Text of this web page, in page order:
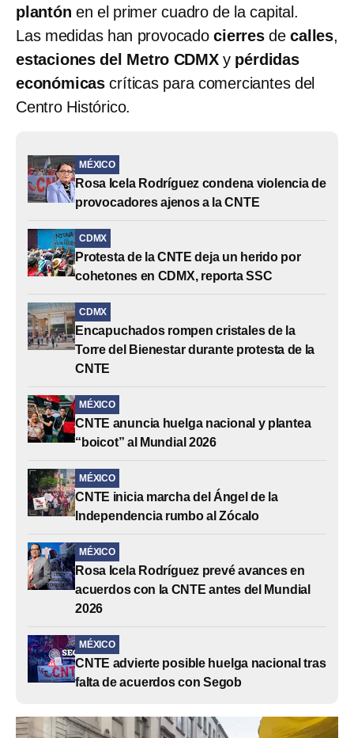
plantón en el primer cuadro de la capital.
Las medidas han provocadocierresdecalles,
estaciones del Metro CDMXy pérdidas
económicas críticas para comerciantes del
Centro Histórico.
MÉXICO
Rosa Icela Rodríguez condena violencia de
provocadores ajenos a la CNTE
CDMX
Protesta de la CNTE deja un herido por
cohetones en CDMX, reporta SSC
CDMX
Encapuchados rompen cristales de la
Torre del Bienestar durante protesta de la
CNTE
MÉXICO
CNTE anuncia huelga nacional y plantea
“boicot” al Mundial 2026
MÉXICO
CNTE inicia marcha del Ángel de la
Independencia rumbo al Zócalo
MÉXICO
Rosa Icela Rodríguez prevé avances en
acuerdos con la CNTE antes del Mundial
2026
MÉXICO
CNTE advierte posible huelga nacional tras
falta de acuerdos con Segob